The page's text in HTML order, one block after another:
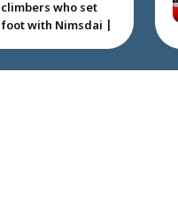
climbers who set
foot with Nimsdai |